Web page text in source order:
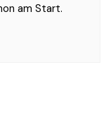
am Start.